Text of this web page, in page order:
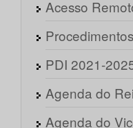
Acesso
PDI 2021-
Agenda do
Agenda do